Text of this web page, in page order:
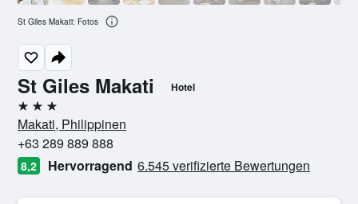
St Giles Makati Hotel
3 Sterne
Makati, Philippinen
+63 289 889 888
8,2 Hervorragend 6.545 verifizierte Bewertungen
St Giles Makati: Fotos